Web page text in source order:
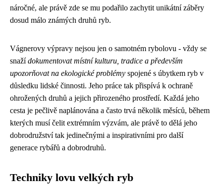
náročné, ale právě zde se mu podařilo zachytit unikátní záběry
dosud málo známých druhů ryb.
Vágnerovy výpravy nejsou jen o samotném rybolovu - vždy se
snažídokumentovat místní kulturu, tradice a především
upozorňovat na ekologické problémy spojené s úbytkem ryb v
důsledku lidské činnosti. Jeho práce tak přispívá k ochraně
ohrožených druhů a jejich přirozeného prostředí. Každá jeho
cesta je pečlivě naplánována a často trvá několik měsíců, během
kterých musí čelit extrémním výzvám, ale právě to dělá jeho
dobrodružství tak jedinečnými a inspirativními pro další
generace rybářů a dobrodruhů.
Techniky lovu velkých ryb